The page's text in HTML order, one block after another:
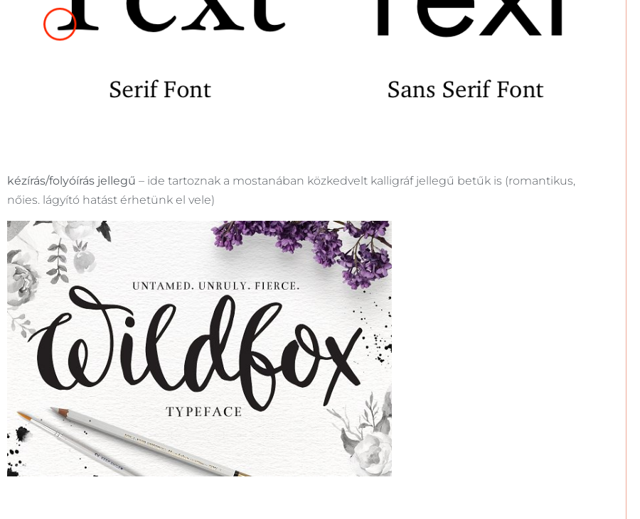
kézírás/folyóírás jellegű – ide tartoznak a mostanában közkedvelt kalligráf jellegű betűk is (romantikus,
nőies. lágyító hatást érhetünk el vele)